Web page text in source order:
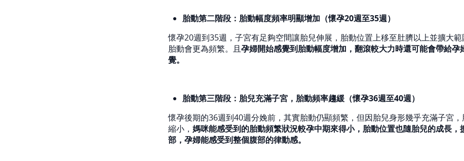
胎動第二階段：胎動幅度頻率明顯增加（懷孕20週至35週）
懷孕20週到35週，子宮有足夠空間讓胎兒伸展，胎動位置上移至肚臍以上並擴大範
胎動會更為頻繁。且孕婦開始感覺到胎動幅度增加，翻滾較大力時還可能會帶給孕
覺。
胎動第三階段：胎兒充滿子宮，胎動頻率趨緩（懷孕36週至40週）
懷孕後期的36週到40週分娩前，其實胎動仍顯頻繁，但因胎兒身形幾乎充滿子宮
縮小， 媽咪能感受到的胎動頻繁狀況較孕中期來得小，胎動位置也隨胎兒的成長，
部，孕婦能感受到整個腹部的律動感。